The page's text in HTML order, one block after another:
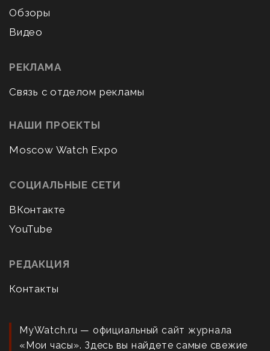
Обзоры
Видео
РЕКЛАМА
Связь с отделом рекламы
НАШИ ПРОЕКТЫ
Moscow Watch Expo
СОЦИАЛЬНЫЕ СЕТИ
ВКонтакте
YouTube
РЕДАКЦИЯ
Контакты
MyWatch.ru — официальный сайт журнала
«Мои часы». Здесь вы найдете самые свежие